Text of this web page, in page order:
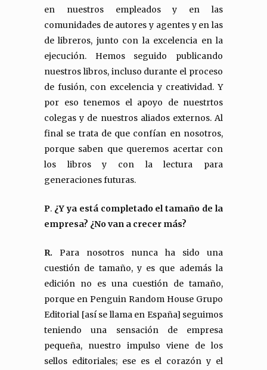
en nuestros empleados y en las
comunidades de autores y agentes y en las
de libreros, junto con la excelencia en la
ejecución. Hemos seguido publicando
nuestros libros, incluso durante el proceso
de fusión, con excelencia y creatividad. Y
por eso tenemos el apoyo de nuestrtos
colegas y de nuestros aliados externos. Al
final se trata de que confían en nosotros,
porque saben que queremos acertar con
los libros y con la lectura para
generaciones futuras.
P. ¿Y ya está completado el tamaño de la
empresa? ¿No van a crecer más?
R. Para nosotros nunca ha sido una
cuestión de tamaño, y es que además la
edición no es una cuestión de tamaño,
porque en Penguin Random House Grupo
Editorial [así se llama en España] seguimos
teniendo una sensación de empresa
pequeña, nuestro impulso viene de los
sellos editoriales; ese es el corazón y el